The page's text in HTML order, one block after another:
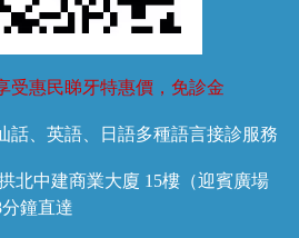
受惠民睇牙特惠價，免診金
話、英語、日語多種語言接診服務
北中建商業大廈 15樓（迎賓廣場
鐘直達